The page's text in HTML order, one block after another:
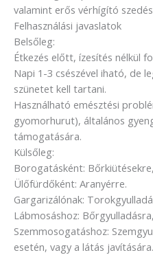
valamint erős vérhígító
Felhasználási javaslatok
Belsőleg:
Étkezés előtt, ízesítés nélkül
Napi 1-3 csészével iható, de
szünetet kell tartani.
Használható emésztési
gyomorhurut), általános
támogatására.
Külsőleg:
Borogatásként:
Ülőfürdőként: Aranyérre.
Gargarizálónak:
Lábmosáshoz:
Szemmosogatáshoz:
esetén, vagy a látás javítására.